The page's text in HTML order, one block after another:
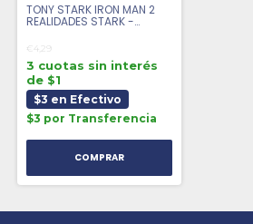
TONY STARK IRON MAN 2
REALIDADES STARK -
€4,29
3 cuotas sin interés
de $1
$3 en Efectivo
$3 por Transferencia